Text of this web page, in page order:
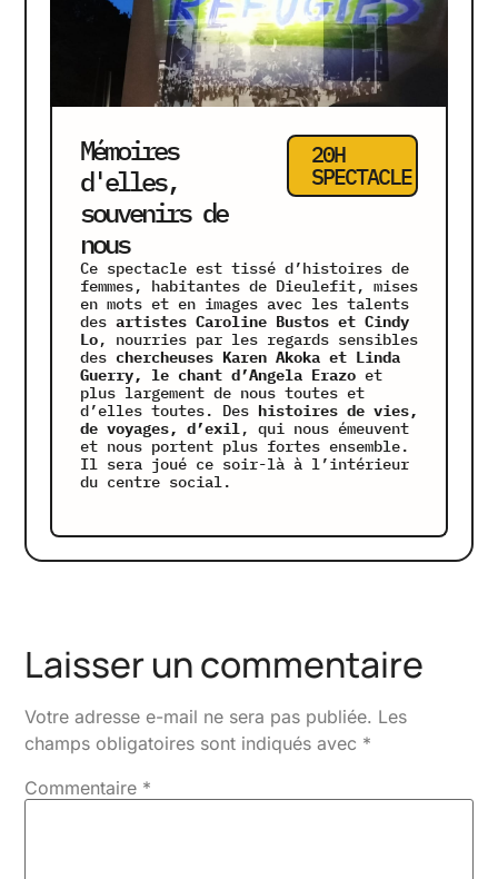
Mémoires
d'elles,
souvenirs de
nous
20H
SPECTACLE
Ce spectacle est tissé d’histoires de
femmes, habitantes de Dieulefit, mises
en mots et en images avec les talents
des artistes Caroline Bustos et Cindy
Lo, nourries par les regards sensibles
des chercheuses Karen Akoka et Linda
Guerry, le chant d’Angela Erazoet
plus largement de nous toutes et
d’elles toutes. Des histoires de vies,
de voyages, d’exil, qui nous émeuvent
et nous portent plus fortes ensemble.
Il sera joué ce soir-là à l’intérieur
du centre social.
Laisser un commentaire
Votre adresse e-mail ne sera pas publiée. Les
champs obligatoires sont indiqués avec *
Commentaire *